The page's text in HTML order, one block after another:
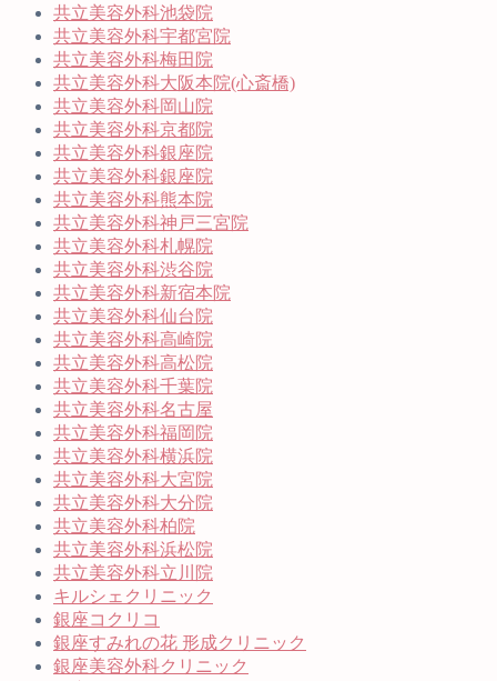
共立美容外科池袋院
共立美容外科宇都宮院
共立美容外科梅田院
共立美容外科大阪本院(心斎橋)
共立美容外科岡山院
共立美容外科京都院
共立美容外科銀座院
共立美容外科銀座院
共立美容外科熊本院
共立美容外科神戸三宮院
共立美容外科札幌院
共立美容外科渋谷院
共立美容外科新宿本院
共立美容外科仙台院
共立美容外科高崎院
共立美容外科高松院
共立美容外科千葉院
共立美容外科名古屋
共立美容外科福岡院
共立美容外科横浜院
共立美容外科大宮院
共立美容外科大分院
共立美容外科柏院
共立美容外科浜松院
共立美容外科立川院
キルシェクリニック
銀座コクリコ
銀座すみれの花 形成クリニック
銀座美容外科クリニック